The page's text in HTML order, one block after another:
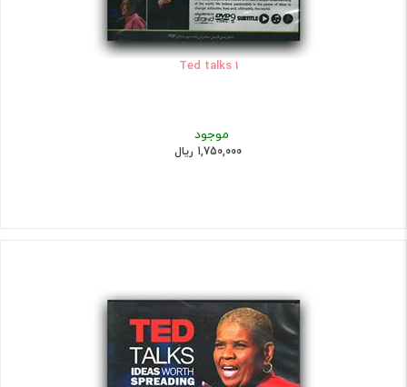
Ted talks 1
موجود
1,750,000 ریال